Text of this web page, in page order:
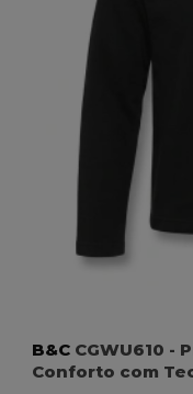
B&C CGWU610 -
Conforto com